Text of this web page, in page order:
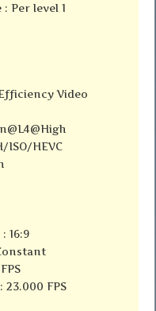
Per level 1
Video
ISO/HEVC
16:9
FPS